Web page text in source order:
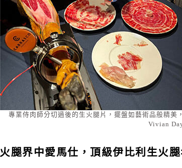
專業侍肉師分切過後的生火腿片，擺盤如藝術品般精
Vivian
火腿界中愛馬仕，頂級伊比利生火